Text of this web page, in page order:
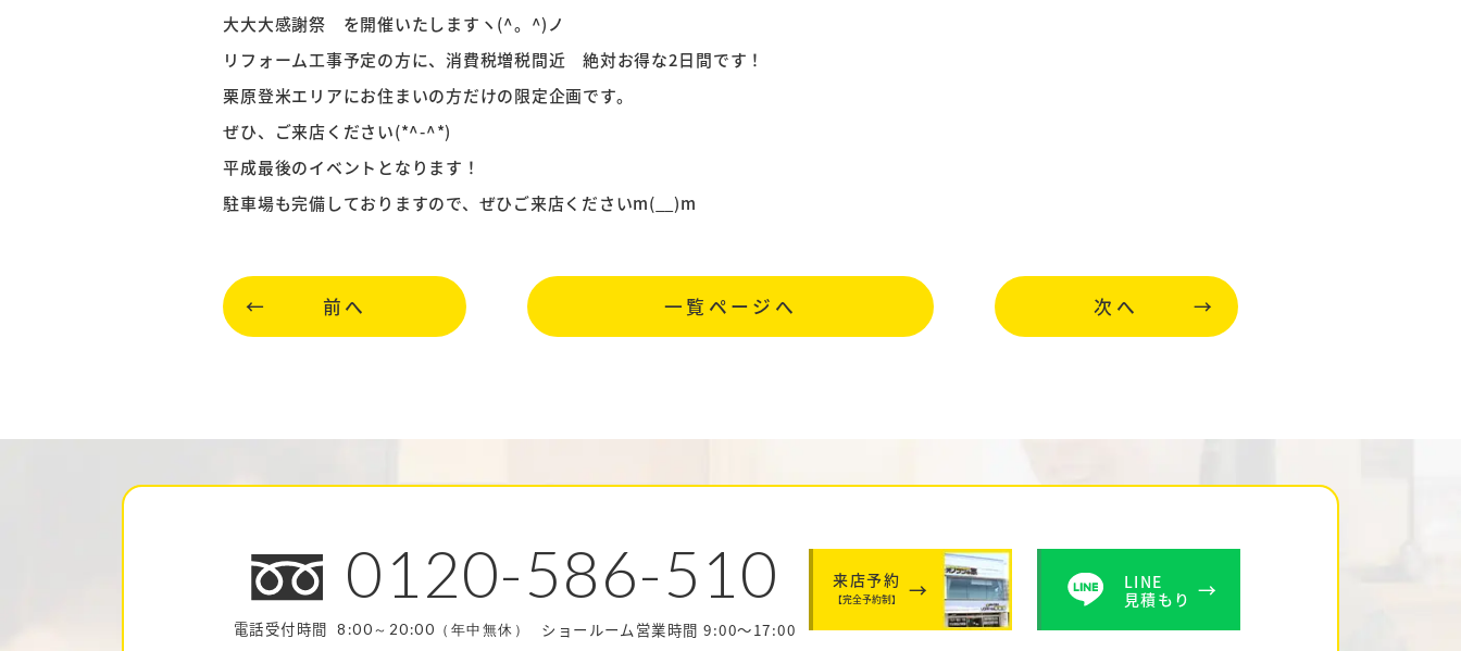
大大大感謝祭 を開催いたしますヽ(^。^)ノ
リフォーム工事予定の方に、消費税増税間近 絶対お得な2日間です！
栗原登米エリアにお住まいの方だけの限定企画です。
ぜひ、ご来店ください(*^-^*)
平成最後のイベントとなります！
駐車場も完備しておりますので、ぜひご来店くださいm(__)m
前へ 一覧ページへ 次へ
0120-586-510
電話受付時間8:00～20:00（年中無休） ショールーム営業時間 9:00～17:00
来店予約
【完全予約制】
LINE
見積もり